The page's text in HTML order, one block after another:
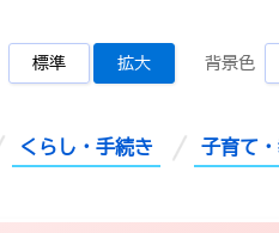
標準 拡大 背景色
くらし・手続き 子育て